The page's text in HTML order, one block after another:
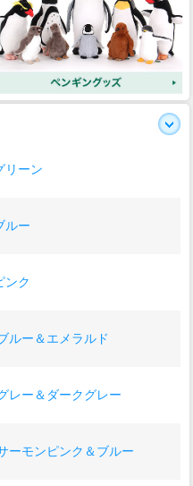
リーン
ルー
ンク
ルー＆エメラルド
レー＆ダークグレー
ーモンピンク＆ブルー